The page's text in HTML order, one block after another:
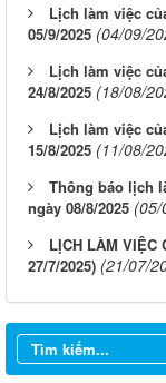
Lịch làm việc
05/9/2025 (04/09/
Lịch làm việc
24/8/2025 (18/08/
Lịch làm việc
15/8/2025 (11/08/
Thông báo lịch
ngày 08/8/2025 (05/
LỊCH LÀM VIỆC
27/7/2025) (21/07/